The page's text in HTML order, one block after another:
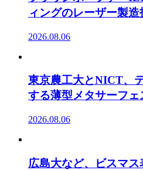
ィングのレーザー製
2026.08.06
東京農工大とNICT、
する薄型メタサーフェ
2026.08.06
広島大など、ビスマ